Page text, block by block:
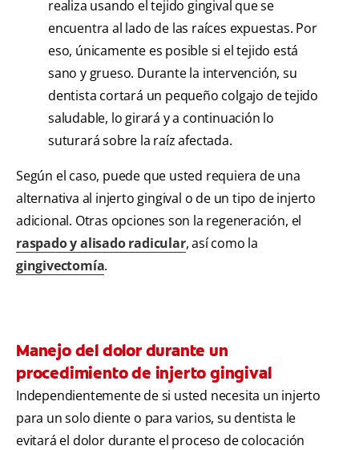
realiza usando el tejido gingival que se
encuentra al lado de las raíces expuestas. Por
eso, únicamente es posible si el tejido está
sano y grueso. Durante la intervención, su
dentista cortará un pequeño colgajo de tejido
saludable, lo girará y a continuación lo
suturará sobre la raíz afectada.
Según el caso, puede que usted requiera de una
alternativa al injerto gingival o de un tipo de injerto
adicional. Otras opciones son la regeneración, el
raspado y alisado radicular, así como la
gingivectomía.
Manejo del dolor durante un
procedimiento de injerto gingival
Independientemente de si usted necesita un injerto
para un solo diente o para varios, su dentista le
evitará el dolor durante el proceso de colocación